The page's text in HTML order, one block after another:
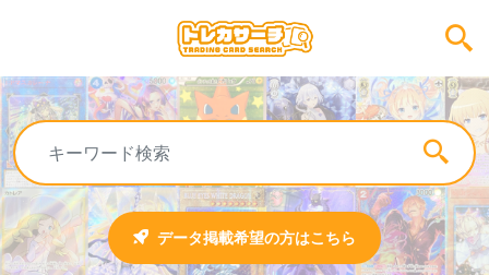
データ掲載希望の方はこちら